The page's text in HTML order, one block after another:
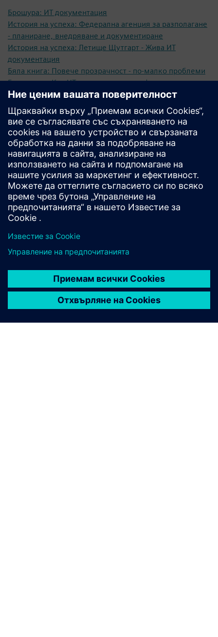
Брошура: ИТ документация
История на успеха: Федерална агенция за разполагане
- планиране, внедряване и документиране
История на успеха: Летище Щутгарт - Жива ИТ
документация
Бяла книга: Повече прозрачност - по-малко проблеми
Бяла книга: Как ИТ документацията ефективно
преодолява четири често срещани предизвикателства
Бяла книга: Най-лошите практики от реалния свят на
управлението на ИТ инфраструктурата
Проучване: Възвръщаемост на инвестициите в
операциите на ИТ инфраструктурата
Повече информация
Заявете демонстрация: Очакваме с нетърпение да ви
покажем нашите софтуерни решения!
Предпоставки